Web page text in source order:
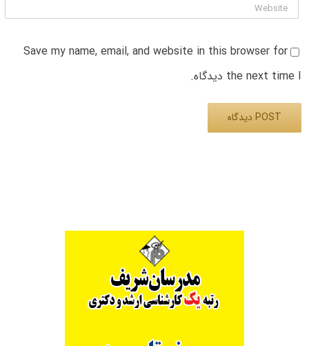
Save my name, email, and website in this browser for
the next time I دیدگاه.